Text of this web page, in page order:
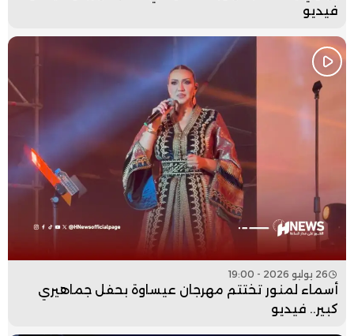
فيديو
26 يوليو 2026 - 19:00
أسماء لمنور تختتم مهرجان عيساوة بحفل جماهيري
كبير.. فيديو